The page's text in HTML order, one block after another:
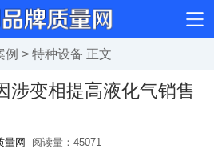
例 > 特种设备 正文
涉变相提高液化气销售
量网 阅读量： 45071